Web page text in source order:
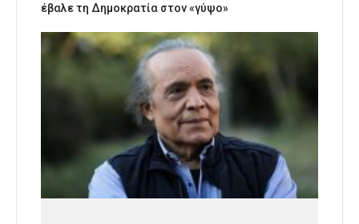
έβαλε τη Δημοκρατία στον «γύψο»